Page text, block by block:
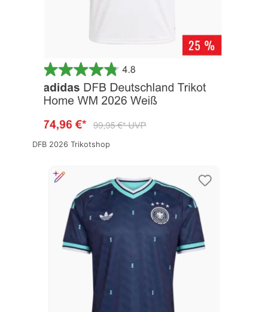
DFB 2026 Trikotshop